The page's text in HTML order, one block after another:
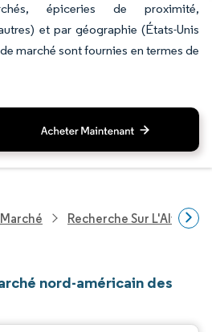
épiceries de proximité,
et par géographie (États-Unis
marché sont fournies en termes de
Recherche Sur
nord-américain des